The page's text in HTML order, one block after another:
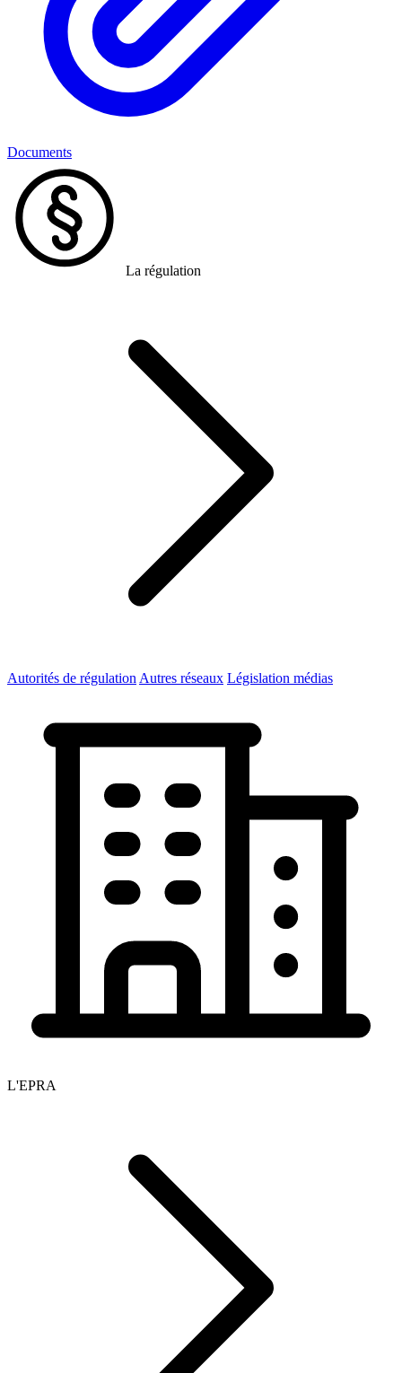
Documents
La régulation
Autorités de régulation Autres réseaux Législation médias
L'EPRA